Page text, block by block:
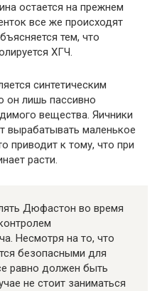
остается на прежнем
все же происходят
тем, что
ХГЧ.
синтетическим
он лишь пассивно
вещества. Яичники
маленькое
приводит к тому, что при
расти.
Дюфастон во время
Несмотря на то, что
безопасными для
равно должен быть
не стоит заниматься